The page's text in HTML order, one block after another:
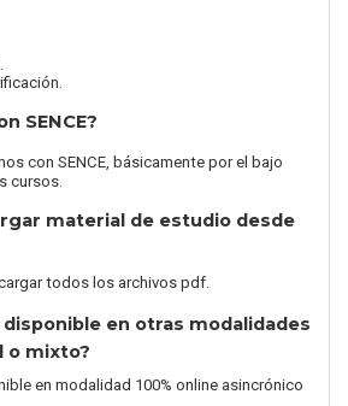
SENCE?
con SENCE, básicamente por el bajo
cursos.
material de estudio desde
todos los archivos pdf.
en otras modalidades
o mixto?
en modalidad 100% online asincrónico